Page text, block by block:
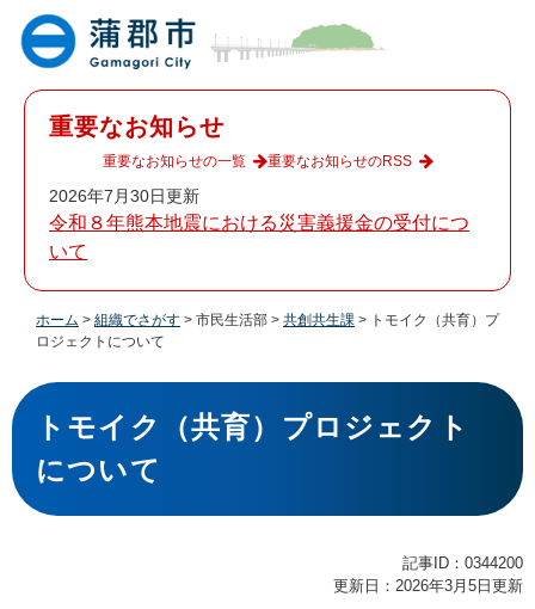
重要なお知らせ
2026年7月30日更新
令和８年熊本地震における災害義援金の受付につ
いて
重要なお知らせの一覧 重要なお知らせのRSS
ホーム > 組織でさがす > 市民生活部 > 共創共生課 > トモイク（共育）プ
ロジェクトについて
本
文
トモイク（共育）プロジェクト
について
記事ID：0344200
更新日：2026年3月5日更新